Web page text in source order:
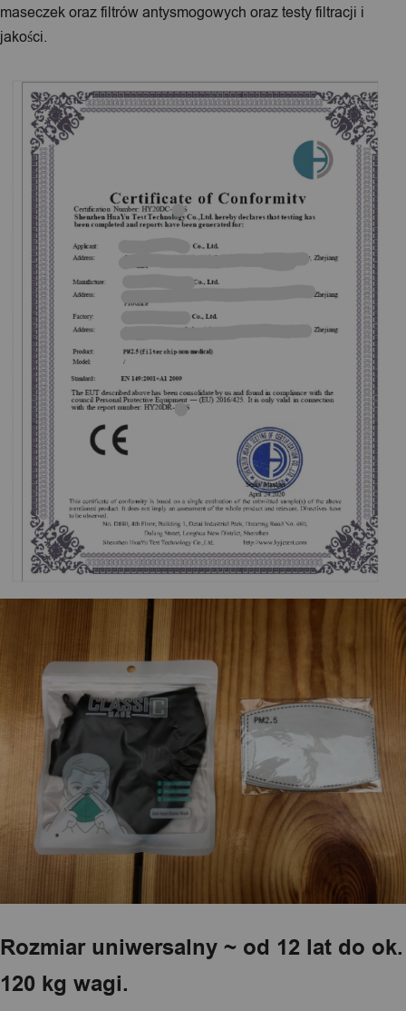
maseczek oraz filtrów antysmogowych oraz testy filtracji i
jakości.
Rozmiar uniwersalny ~ od 12 lat do ok.
120 kg wagi.